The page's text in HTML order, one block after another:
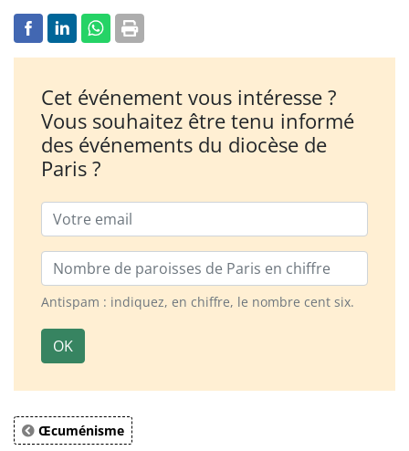
Cet événement vous intéresse ?
Vous souhaitez être tenu informé
des événements du diocèse de
Paris ?
Email
Nombre de paroisses
Antispam : indiquez, en chiffre, le nombre cent six.
OK
Œcuménisme